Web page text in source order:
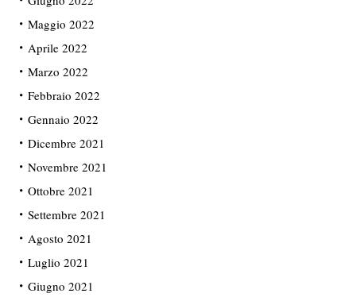
Maggio 2022
Aprile 2022
Marzo 2022
Febbraio 2022
Gennaio 2022
Dicembre 2021
Novembre 2021
Ottobre 2021
Settembre 2021
Agosto 2021
Luglio 2021
Giugno 2021